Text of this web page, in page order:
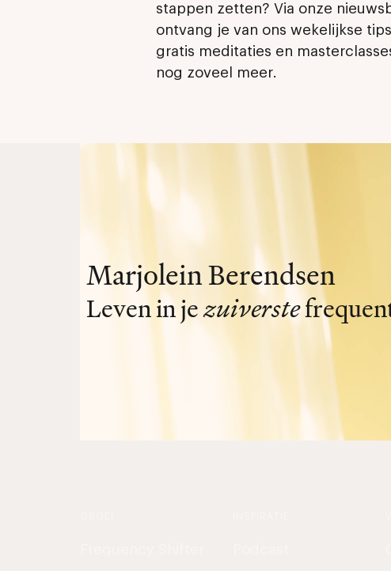
stappen zetten? Via onze
ontvang je van ons wekelijkse
gratis meditaties en
nog zoveel meer.
Marjolein Berendsen
Leven in jezuiverste